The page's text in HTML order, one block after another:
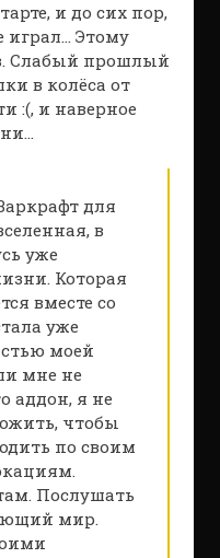
и до сих пор,
играл… Этому
Слабый прошлый
в колёса от
:(, и наверное
для
в
уже
Которая
вместе со
уже
моей
мне не
аддон, я не
чтобы
по своим
Послушать
мир.